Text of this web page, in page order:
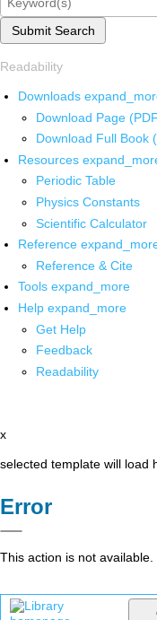
Submit Search
Readability
Downloads
Download Page
Download Full Book
Resources
Periodic Table
Physics Constants
Scientific Calculator
Reference
Reference & Cite
Tools expand_more
Help expand_more
Get Help
Feedback
Readability
x
selected template will load
Error
This action is not available.